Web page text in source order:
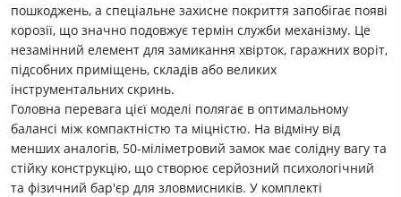
пошкоджень, а спеціальне захисне покриття запобігає появі
корозії, що значно подовжує термін служби механізму. Це
незамінний елемент для замикання хвірток, гаражних воріт,
підсобних приміщень, складів або великих
інструментальних скринь.
Головна перевага цієї моделі полягає в оптимальному
балансі між компактністю та міцністю. На відміну від
менших аналогів, 50-міліметровий замок має солідну вагу та
стійку конструкцію, що створює серйозний психологічний
та фізичний бар'єр для зловмисників. У комплекті